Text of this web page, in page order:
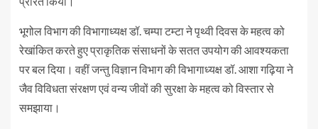
भूगोल विभाग की विभागाध्यक्ष डॉ. चम्पा टम्टा ने पृथ्वी दिवस के महत्व को
रेखांकित करते हुए प्राकृतिक संसाधनों के सतत उपयोग की आवश्यकता
पर बल दिया। वहीं जन्तु विज्ञान विभाग की विभागाध्यक्ष डॉ. आशा गढ़िया ने
जैव विविधता संरक्षण एवं वन्य जीवों की सुरक्षा के महत्व को विस्तार से
समझाया।